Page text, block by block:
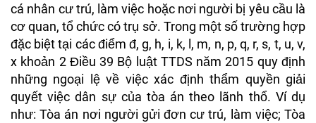
cá nhân cư trú, làm việc hoặc nơi người bị yêu cầu là
cơ quan, tổ chức có trụ sở. Trong một số trường hợp
đặc biệt tại các điểm đ, g, h, i, k, l, m, n, p, q, r, s, t, u, v,
x khoản 2 Điều 39 Bộ luật TTDS năm 2015 quy định
những ngoại lệ về việc xác định thẩm quyền giải
quyết việc dân sự của tòa án theo lãnh thổ. Ví dụ
như: Tòa án nơi người gửi đơn cư trú, làm việc; Tòa